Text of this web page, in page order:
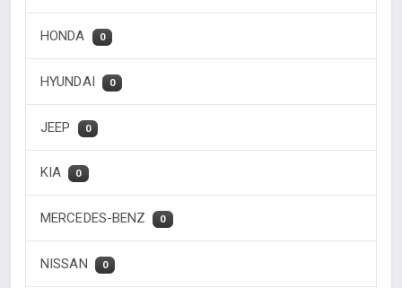
HONDA 0
HYUNDAI 0
JEEP 0
KIA 0
MERCEDES-BENZ 0
NISSAN 0